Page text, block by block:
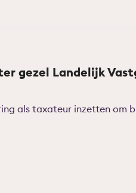
gezel Landelijk
als taxateur inzetten om